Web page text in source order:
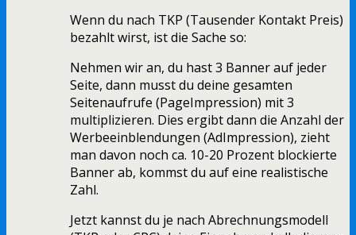
Wenn du nach TKP (Tausender Kontakt Preis)
bezahlt wirst, ist die Sache so:
Nehmen wir an, du hast 3 Banner auf jeder
Seite, dann musst du deine gesamten
Seitenaufrufe (PageImpression) mit 3
multiplizieren. Dies ergibt dann die Anzahl der
Werbeeinblendungen (AdImpression), zieht
man davon noch ca. 10-20 Prozent blockierte
Banner ab, kommst du auf eine realistische
Zahl.
Jetzt kannst du je nach Abrechnungsmodell